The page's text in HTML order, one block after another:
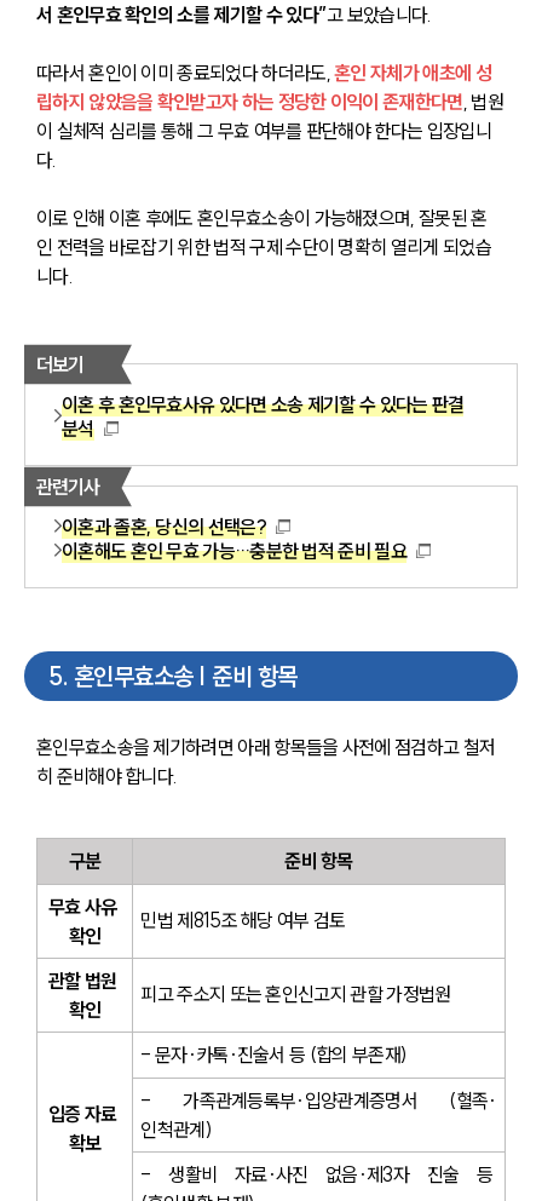
서 혼인무효 확인의 소를 제기할 수 있다”고 보았습니다.
따라서 혼인이 이미 종료되었다 하더라도, 혼인 자체가 애초에 성
립하지 않았음을 확인받고자 하는 정당한 이익이 존재한다면 , 법원
이 실체적 심리를 통해 그 무효 여부를 판단해야 한다는 입장입니
다.
이로 인해 이혼 후에도 혼인무효소송이 가능해졌으며, 잘못된 혼
인 전력을 바로잡기 위한 법적 구제 수단이 명확히 열리게 되었습
니다.
더보기
이혼 후 혼인무효사유 있다면 소송 제기할 수 있다는 판결
분석
관련기사
이혼과 졸혼, 당신의 선택은?
이혼해도 혼인 무효 가능…충분한 법적 준비 필요
5. 혼인무효소송 | 준비 항목
혼인무효소송을 제기하려면 아래 항목들을 사전에 점검하고 철저
히 준비해야 합니다.
구분
준비 항목
무효 사유
확인
민법 제815조 해당 여부 검토
관할 법원
확인
피고 주소지 또는 혼인신고지 관할 가정법원
입증 자료
확보
- 문자·카톡·진술서 등 (합의 부존재)
- 가족관계등록부·입양관계증명서 (혈족·
인척관계)
- 생활비 자료·사진 없음·제3자 진술 등